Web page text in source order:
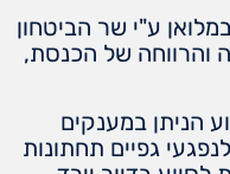
ע"י שר הביטחון
והרווחה של הכנסת,
הניתן במענקים
גפיים תחתונות